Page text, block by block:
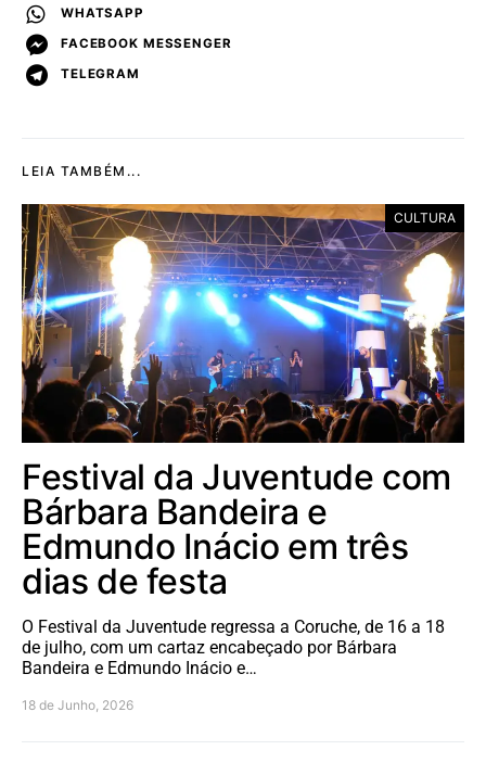
WHATSAPP
FACEBOOK MESSENGER
TELEGRAM
LEIA TAMBÉM...
CULTURA
Festival da Juventude com
Bárbara Bandeira e
Edmundo Inácio em três
dias de festa
O Festival da Juventude regressa a Coruche, de 16 a 18
de julho, com um cartaz encabeçado por Bárbara
Bandeira e Edmundo Inácio e…
18 de Junho, 2026